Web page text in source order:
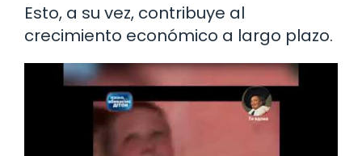
Esto, a su vez, contribuye al
crecimiento económico a largo plazo.